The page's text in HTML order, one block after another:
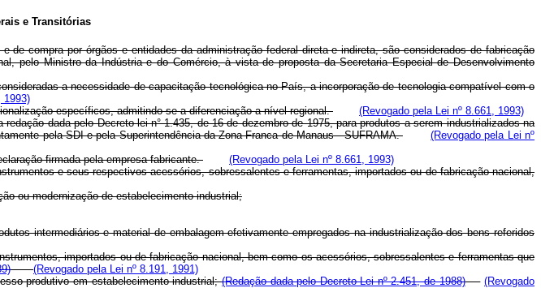
e Transitórias
compra por órgãos e entidades da administração federal direta e indireta, são considerados de fabricação
pelo Ministro da Indústria e do Comércio, à vista de proposta da Secretaria Especial de Desenvolvimento
a necessidade de capacitação tecnológica no País, a incorporação de tecnologia compatível com o
1993)
específicos, admitindo-se a diferenciação a nível regional.
(Revogado pela Lei nº 8.661, 1993)
redação dada pelo Decreto-lei n° 1.435, de 16 de dezembro de 1975, para produtos a serem industrializados na
pela SDI e pela Superintendência da Zona Franca de Manaus - SUFRAMA.
(Revogado pela Lei nº
firmada pela empresa fabricante.
(Revogado pela Lei nº 8.661, 1993)
e seus respectivos acessórios, sobressalentes e ferramentas, importados ou de fabricação nacional,
ou modernização de estabelecimento industrial;
intermediários e material de embalagem efetivamente empregados na industrialização dos bens referidos
importados ou de fabricação nacional, bem como os acessórios, sobressalentes e ferramentas que
(Revogado pela Lei nº 8.191, 1991)
produtivo em estabelecimento industrial;(Redação dada pelo Decreto-Lei nº 2.451, de 1988)
(Revogado